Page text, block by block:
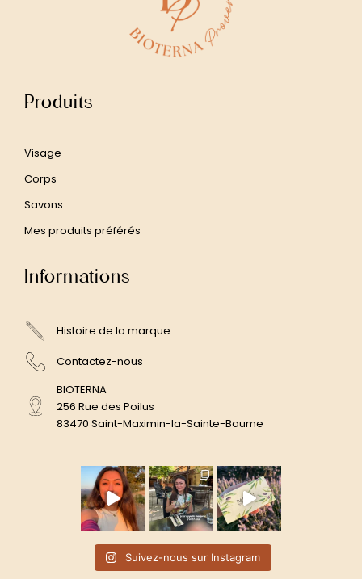
Produits
Visage
Corps
Savons
Mes produits préférés
Informations
Histoire de la marque
Contactez-nous
BIOTERNA
256 Rue des Poilus
83470 Saint-Maximin-la-Sainte-Baume
Suivez-nous sur Instagram